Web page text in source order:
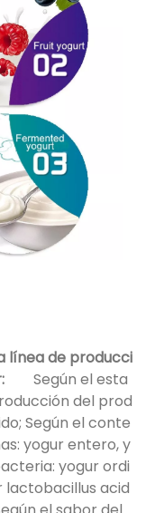
línea de producci
Según el esta
del prod
Según el conte
yogur entero, y
yogur ordi
lactobacillus acid